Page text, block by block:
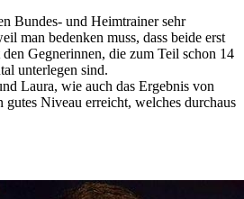
Bundes- und Heimtrainer sehr
man bedenken muss, dass beide erst
Gegnerinnen, die zum Teil schon 14
unterlegen sind.
Laura, wie auch das Ergebnis von
Niveau erreicht, welches durchaus